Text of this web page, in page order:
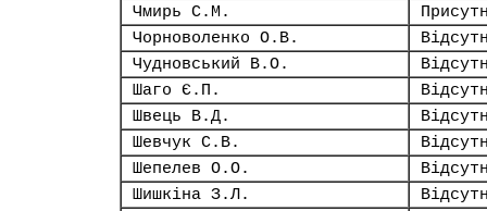
Чмирь С.М.
Чорноволенко О.В.
Чудновський В.О.
Шаго Є.П.
Швець В.Д.
Шевчук С.В.
Шепелев О.О.
Шишкіна З.Л.